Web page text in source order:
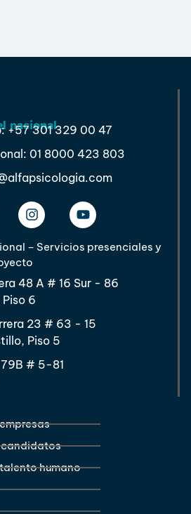
nacional
+57 301 329 00 47
01 8000 423 803
– Servicios presenciales y
48 A # 16 Sur - 86
6
23 # 63 - 15
Piso 5
# 5-81
humano